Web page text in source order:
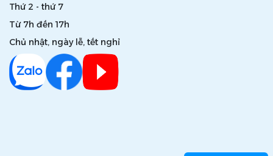
Thứ 2 - thứ 7
Từ 7h đến 17h
Chủ nhật, ngày lễ, tết nghỉ